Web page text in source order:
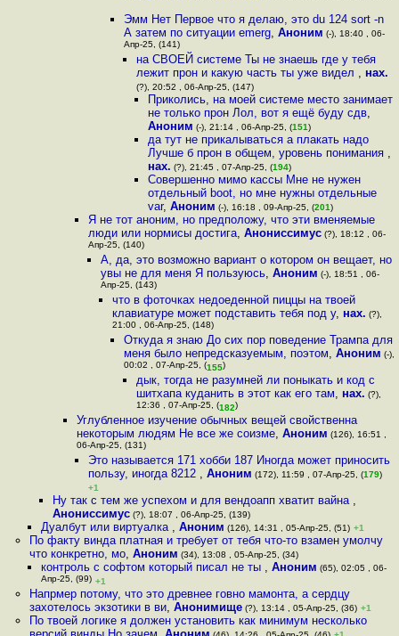
Эмм Нет Первое что я делаю, это du 124 sort -n
А затем по ситуации emerg,Аноним (-), 18:40 , 06-
Апр-25, (141)
на СВОЕЙ системе Ты не знаешь где у тебя
лежит прон и какую часть ты уже видел , нах.
(?), 20:52 , 06-Апр-25, (147)
Приколись, на моей системе место занимает
не только прон Лол, вот я ещё буду сдв,
Аноним (-), 21:14 , 06-Апр-25, (151)
да тут не прикалываться а плакать надо
Лучше б прон в общем, уровень понимания ,
нах. (?), 21:45 , 07-Апр-25, (194)
Совершенно мимо кассы Мне не нужен
отдельный boot, но мне нужны отдельные
var, Аноним (-), 16:18 , 09-Апр-25, (201)
Я не тот аноним, но предположу, что эти вменяемые
люди или нормисы достига,Анониссимус (?), 18:12 , 06-
Апр-25, (140)
А, да, это возможно вариант о котором он вещает, но
увы не для меня Я пользуюсь, Аноним (-), 18:51 , 06-
Апр-25, (143)
что в фоточках недоеденной пиццы на твоей
клавиатуре может подставить тебя под у, нах. (?),
21:00 , 06-Апр-25, (148)
Откуда я знаю До сих пор поведение Трампа для
меня было непредсказуемым, поэтом,Аноним (-),
00:02 , 07-Апр-25, (155)
дык, тогда не разумней ли поныкать и код с
шитхапа куданить в этот как его там, нах. (?),
12:36 , 07-Апр-25, (182)
Углубленное изучение обычных вещей свойственна
некоторым людям Не все же соизме, Аноним (126), 16:51 ,
06-Апр-25, (131)
Это называется 171 хобби 187 Иногда может приносить
пользу, иногда 8212 ,Аноним (172), 11:59 , 07-Апр-25, (179)
+1
Ну так с тем же успехом и для вендоапп хватит вайна ,
Анониссимус (?), 18:07 , 06-Апр-25, (139)
Дуалбут или виртуалка , Аноним (126), 14:31 , 05-Апр-25, (51) +1
По факту винда платная и требует от тебя что-то взамен умолчу
что конкретно, мо, Аноним (34), 13:08 , 05-Апр-25, (34)
контроль с софтом который писал не ты , Аноним (65), 02:05 , 06-
Апр-25, (99) +1
Напрмер потому, что это древнее говно мамонта, а сердцу
захотелось экзотики в ви, Анонимище(?), 13:14 , 05-Апр-25, (36) +1
По твоей логике я должен установить как минимум несколько